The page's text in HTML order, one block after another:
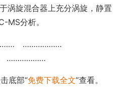
涡旋混合器上充分涡旋，静置
MS分析。
………………
………………
底部“免费下载全文”查看。